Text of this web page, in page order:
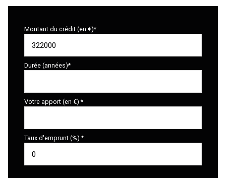
Montant du crédit (en €)*
Durée (années)*
Votre apport (en €) *
Taux d'emprunt (%) *